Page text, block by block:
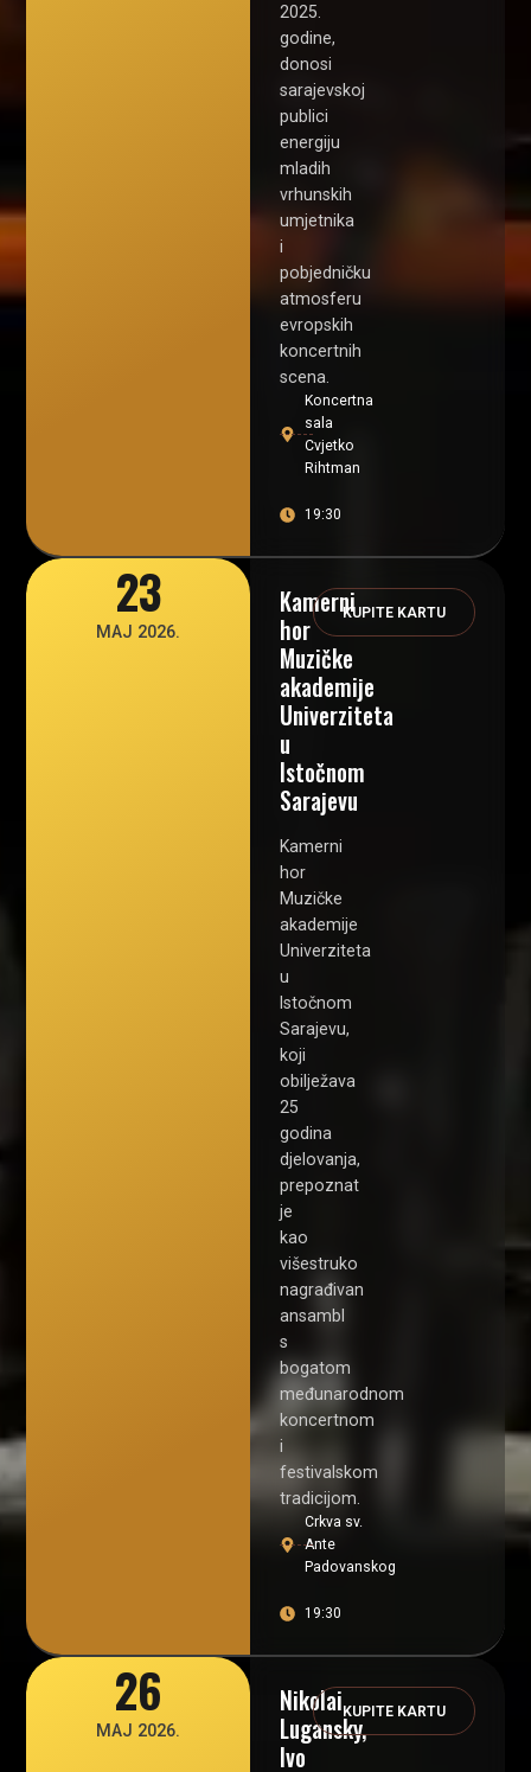
2025.
godine,
donosi
sarajevskoj
publici
energiju
mladih
vrhunskih
umjetnika
i
pobjedničku
atmosferu
evropskih
koncertnih
scena.
Koncertna
sala
Cvjetko
Rihtman
19:30
23
MAJ 2026.
Kamerni
hor
Muzičke
akademije
Univerziteta
u
Istočnom
Sarajevu
Kamerni
hor
Muzičke
akademije
Univerziteta
u
Istočnom
Sarajevu,
koji
obilježava
25
godina
djelovanja,
prepoznat
je
kao
višestruko
nagrađivan
ansambl
s
bogatom
međunarodnom
koncertnom
i
festivalskom
tradicijom.
Crkva sv.
Ante
Padovanskog
19:30
KUPITE KARTU
26
MAJ 2026.
Nikolai
Lugansky,
Ivo
KUPITE KARTU